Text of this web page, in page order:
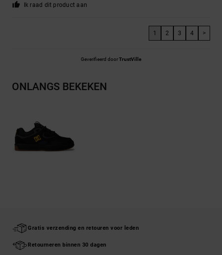
Ik raad dit product aan
1 2 3 4 >
Geverifieerd doorTrustVille
ONLANGS BEKEKEN
Gratis verzending en retouren voor leden
Retourneren binnen 30 dagen